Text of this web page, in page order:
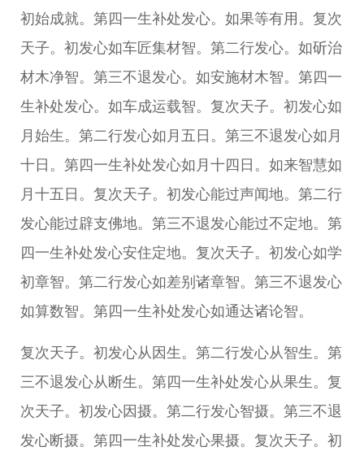
初始成就。第四一生补处发心。如果等有用。复次
天子。初发心如车匠集材智。第二行发心。如斫治
材木净智。第三不退发心。如安施材木智。第四一
生补处发心。如车成运载智。复次天子。初发心如
月始生。第二行发心如月五日。第三不退发心如月
十日。第四一生补处发心如月十四日。如来智慧如
月十五日。复次天子。初发心能过声闻地。第二行
发心能过辟支佛地。第三不退发心能过不定地。第
四一生补处发心安住定地。复次天子。初发心如学
初章智。第二行发心如差别诸章智。第三不退发心
如算数智。第四一生补处发心如通达诸论智。
复次天子。初发心从因生。第二行发心从智生。第
三不退发心从断生。第四一生补处发心从果生。复
次天子。初发心因摄。第二行发心智摄。第三不退
发心断摄。第四一生补处发心果摄。复次天子。初